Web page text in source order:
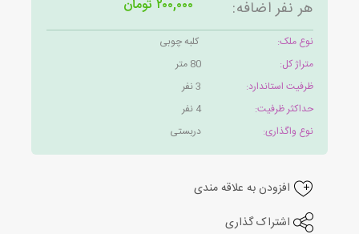
هر نفر اضافه: ۲۰۰,۰۰۰ تومان
نوع ملک:
کلبه چوبی
متراژ کل:
80 متر
ظرفیت استاندارد:
3 نفر
حداکثر ظرفیت:
4 نفر
نوع واگذاری:
دربستی
افزودن به علاقه مندی
اشتراک گذاری